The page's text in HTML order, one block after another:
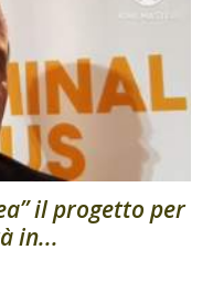
il progetto per
in...